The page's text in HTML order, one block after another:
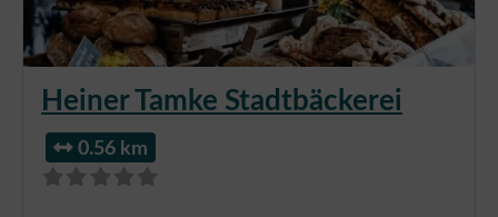
Heiner Tamke Stadtbäckerei
0.56 km